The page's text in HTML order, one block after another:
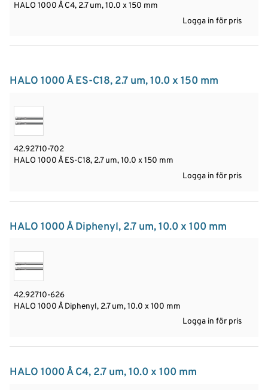
HALO 1000 Å C4, 2.7 um, 10.0 x 150 mm
Logga in för pris
HALO 1000 Å ES-C18, 2.7 um, 10.0 x 150 mm
42.92710-702
HALO 1000 Å ES-C18, 2.7 um, 10.0 x 150 mm
Logga in för pris
HALO 1000 Å Diphenyl, 2.7 um, 10.0 x 100 mm
42.92710-626
HALO 1000 Å Diphenyl, 2.7 um, 10.0 x 100 mm
Logga in för pris
HALO 1000 Å C4, 2.7 um, 10.0 x 100 mm